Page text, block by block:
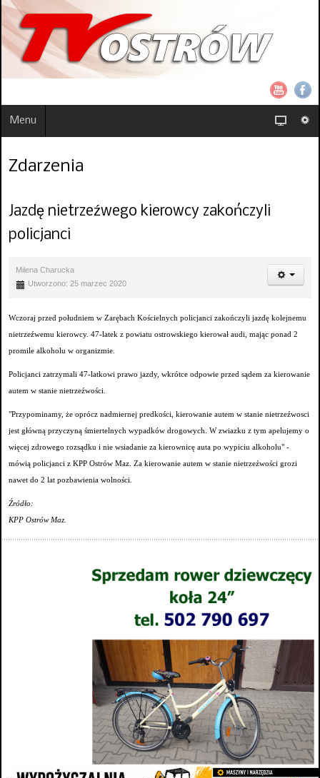
Menu
Zdarzenia
Jazdę nietrzeźwego kierowcy zakończyli
policjanci
Milena Charucka
Utworzono: 25 marzec 2020
Wczoraj przed południem w Zarębach Kościelnych policjanci zakończyli jazdę kolejnemu
nietrzeźwemu kierowcy. 47-latek z powiatu ostrowskiego kierował audi, mając ponad 2
promile alkoholu w organizmie.
Policjanci zatrzymali 47-latkowi prawo jazdy, wkrótce odpowie przed sądem za kierowanie
autem w stanie nietrzeźwości.
"Przypominamy, że oprócz nadmiernej predkości, kierowanie autem w stanie nietrzeźwosci
jest główną przyczyną śmiertelnych wypadków drogowych. W zwiazku z tym apelujemy o
więcej zdrowego rozsądku i nie wsiadanie za kierownicę auta po wypiciu alkoholu" -
mówią policjanci z KPP Ostrów Maz. Za kierowanie autem w stanie nietrzeźwości grozi
nawet do 2 lat pozbawienia wolności.
Źródło:
KPP Ostrów Maz.